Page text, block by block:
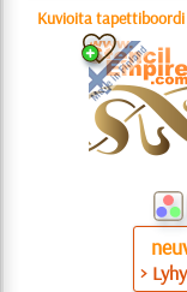
Kuvioita tapettiboordi
>